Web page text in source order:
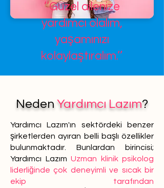
’’Güzel ailenize
yardımcı olalım,
yaşamınızı
kolaylaştıralım.’’
Neden Yardımcı Lazım?
Yardımcı Lazım'ın sektördeki benzer
şirketlerden ayıran belli başlı özellikler
bulunmaktadır. Bunlardan birincisi;
Yardımcı Lazım Uzman klinik psikolog
liderliğinde çok deneyimli ve sıcak bir
ekip tarafından